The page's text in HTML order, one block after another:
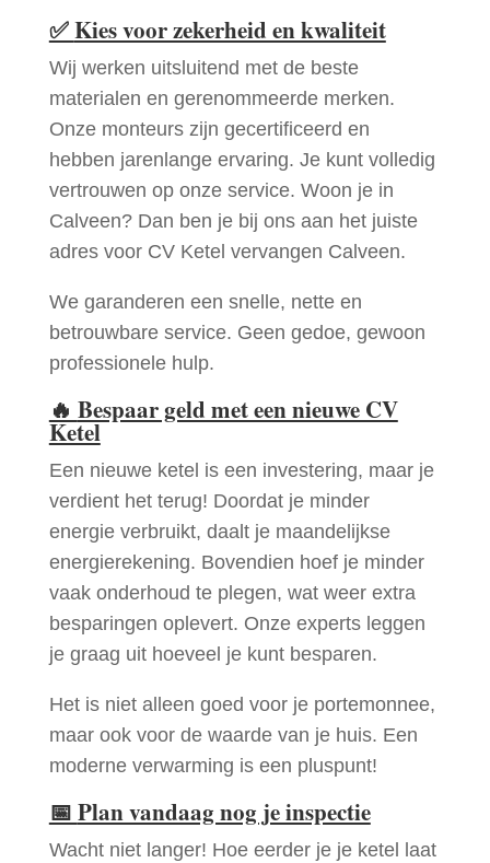
✅Kies voor zekerheid en kwaliteit
Wij werken uitsluitend met de beste
materialen en gerenommeerde merken.
Onze monteurs zijn gecertificeerd en
hebben jarenlange ervaring. Je kunt volledig
vertrouwen op onze service. Woon je in
Calveen? Dan ben je bij ons aan het juiste
adres voor CV Ketel vervangen Calveen.
We garanderen een snelle, nette en
betrouwbare service. Geen gedoe, gewoon
professionele hulp.
🔥 Bespaar geld met een nieuwe CV
Ketel
Een nieuwe ketel is een investering, maar je
verdient het terug! Doordat je minder
energie verbruikt, daalt je maandelijkse
energierekening. Bovendien hoef je minder
vaak onderhoud te plegen, wat weer extra
besparingen oplevert. Onze experts leggen
je graag uit hoeveel je kunt besparen.
Het is niet alleen goed voor je portemonnee,
maar ook voor de waarde van je huis. Een
moderne verwarming is een pluspunt!
📅 Plan vandaag nog je inspectie
Wacht niet langer! Hoe eerder je je ketel laat